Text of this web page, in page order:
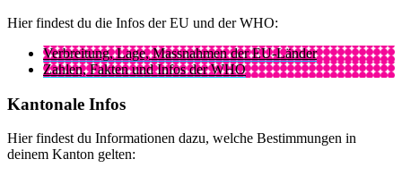
Hier findest du die Infos der EU und der WHO:
Verbreitung, Lage, Massnahmen der EU-Länder
Zahlen, Fakten und Infos der WHO
Kantonale Infos
Hier findest du Informationen dazu, welche Bestimmungen in
deinem Kanton gelten: